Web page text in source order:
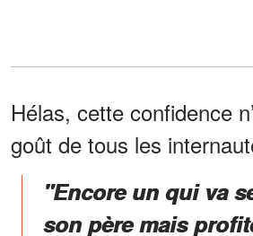
Hélas, cette confidence
goût de tous les
"Encore un qui va
son père mais